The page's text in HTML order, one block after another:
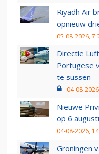
Riyadh Air
opnieuw
05-08-2026,
Directie
Portugese
te sussen
04-08-
Nieuwe
op 6
04-08-2026,
Groningen